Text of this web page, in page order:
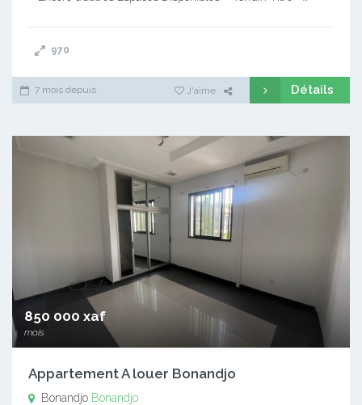
970
7 mois depuis J'aime Détails
850 000 xaf
mois
Appartement A louer Bonandjo
Bonandjo Bonandjo